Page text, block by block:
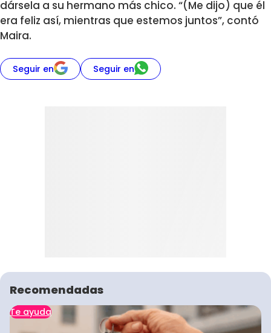
dársela a su hermano más chico. “(Me dijo) que él
era feliz así, mientras que estemos juntos”, contó
Maira.
Seguir en Seguir en
Recomendadas
Te ayuda